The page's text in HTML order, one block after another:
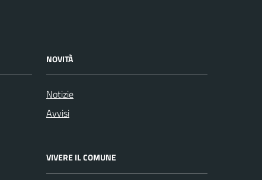
NOVITÀ
Notizie
Avvisi
VIVERE IL COMUNE